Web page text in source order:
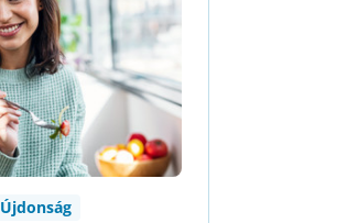
Újdonság